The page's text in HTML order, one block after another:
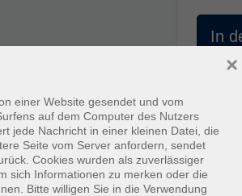
R 109-017. Sie
sowie
werden
In
2x •
- 15:45
einer Website gesendet und vom
auf dem Computer des Nutzers
jede Nachricht in einer kleinen Datei, die
Seite vom Server anfordern, sendet
Cookies wurden als zuverlässiger
sich Informationen zu merken oder die
Bitte willigen Sie in die Verwendung
×